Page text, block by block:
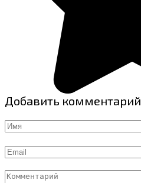
Добавить комментарий
Имя
Email
Комментарий